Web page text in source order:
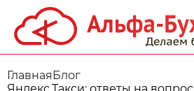
Главная Блог